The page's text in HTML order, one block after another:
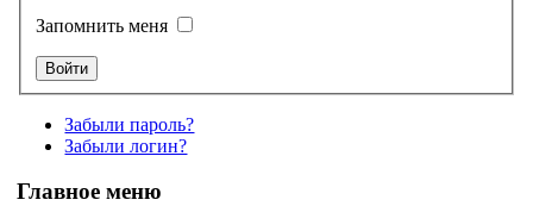
Запомнить меня
Забыли пароль?
Забыли логин?
Главное меню